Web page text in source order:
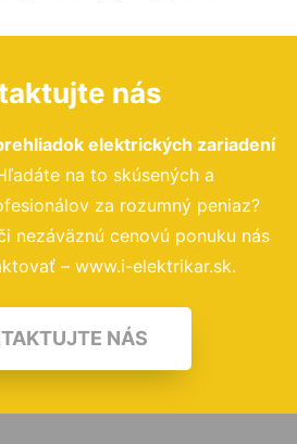
nás
elektrických zariadení
na to skúsených a
za rozumný peniaz?
nezáväznú cenovú ponuku nás
– www.i-elektrikar.sk.
NÁS